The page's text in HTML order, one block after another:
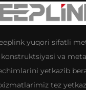
yuqori sifatli
va
yetkazib
tez